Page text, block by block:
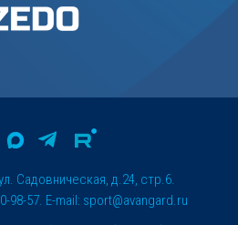
Садовническая, д.24, стр.6.
98-57. E-mail: sport@avangard.ru